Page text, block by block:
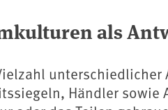
als
Händler sowie